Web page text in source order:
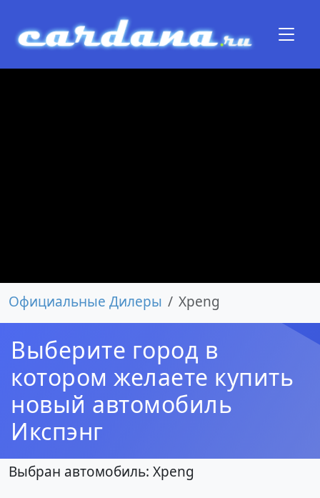
Официальные Дилеры Xpeng
Выберите город в
котором желаете купить
новый автомобиль
Икспэнг
Выбран автомобиль: Xpeng